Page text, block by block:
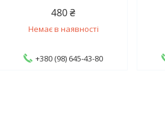
480 ₴
Немає в наявності
+380 (98) 645-43-80